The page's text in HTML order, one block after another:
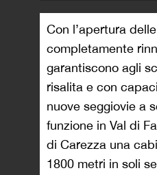
Con l’apertura
completamente
garantiscono agli
risalita e con
nuove seggiovie a
funzione in Val di
di Carezza una
1800 metri in soli